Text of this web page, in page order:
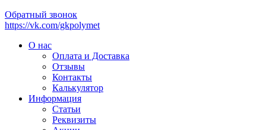
Обратный звонок
https://vk.com/gkpolymet
О нас
Оплата и Доставка
Отзывы
Контакты
Калькулятор
Информация
Статьи
Реквизиты